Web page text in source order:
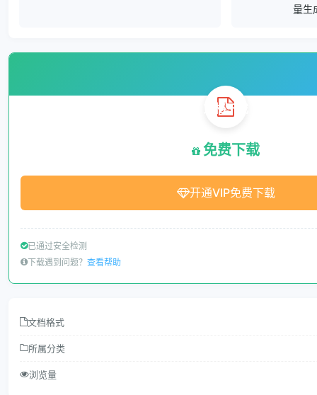
量生
文档下载
免费下载
开通VIP免费下载
已通过安全检测
下载遇到问题？ 查看帮助
文档格式
所属分类
浏览量